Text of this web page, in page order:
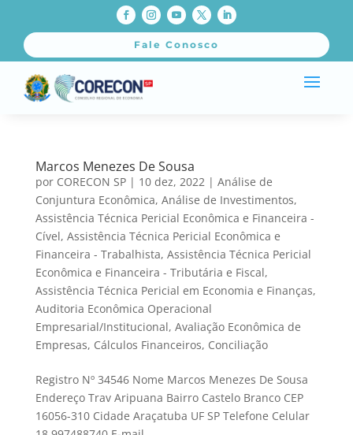
Fale Conosco
Marcos Menezes De Sousa
por CORECON SP| 10 dez, 2022 | Análise de
Conjuntura Econômica, Análise de Investimentos,
Assistência Técnica Pericial Econômica e Financeira -
Cível, Assistência Técnica Pericial Econômica e
Financeira - Trabalhista, Assistência Técnica Pericial
Econômica e Financeira - Tributária e Fiscal,
Assistência Técnica Pericial em Economia e Finanças,
Auditoria Econômica Operacional
Empresarial/Institucional, Avaliação Econômica de
Empresas, Cálculos Financeiros, Conciliação
Registro Nº 34546 Nome Marcos Menezes De Sousa
Endereço Trav Aripuana Bairro Castelo Branco CEP
16056-310 Cidade Araçatuba UF SP Telefone Celular